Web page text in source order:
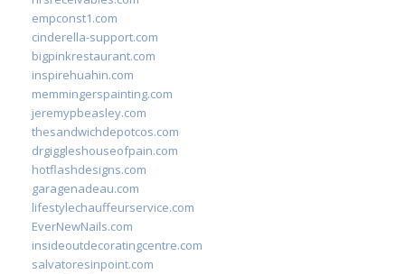
empconst1.com
cinderella-support.com
bigpinkrestaurant.com
inspirehuahin.com
memmingerspainting.com
jeremypbeasley.com
thesandwichdepotcos.com
drgiggleshouseofpain.com
hotflashdesigns.com
garagenadeau.com
lifestylechauffeurservice.com
EverNewNails.com
insideoutdecoratingcentre.com
salvatoresinpoint.com